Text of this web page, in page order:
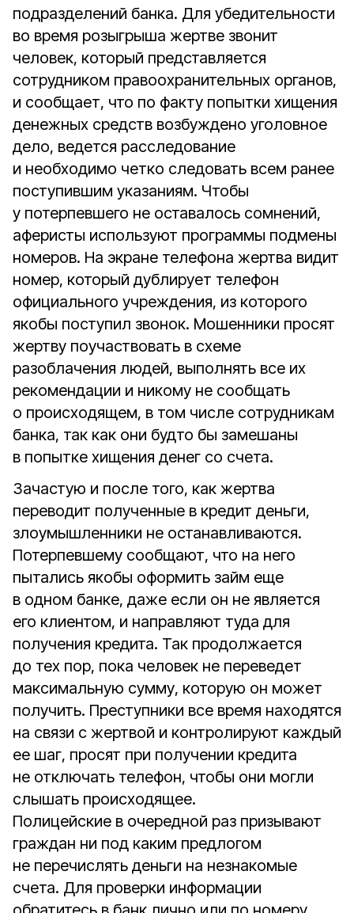
подразделений банка. Для убедительности
во время розыгрыша жертве звонит
человек, который представляется
сотрудником правоохранительных органов,
и сообщает, что по факту попытки хищения
денежных средств возбуждено уголовное
дело, ведется расследование
и необходимо четко следовать всем ранее
поступившим указаниям. Чтобы
у потерпевшего не оставалось сомнений,
аферисты используют программы подмены
номеров. На экране телефона жертва видит
номер, который дублирует телефон
официального учреждения, из которого
якобы поступил звонок. Мошенники просят
жертву поучаствовать в схеме
разоблачения людей, выполнять все их
рекомендации и никому не сообщать
о происходящем, в том числе сотрудникам
банка, так как они будто бы замешаны
в попытке хищения денег со счета.
Зачастую и после того, как жертва
переводит полученные в кредит деньги,
злоумышленники не останавливаются.
Потерпевшему сообщают, что на него
пытались якобы оформить займ еще
в одном банке, даже если он не является
его клиентом, и направляют туда для
получения кредита. Так продолжается
до тех пор, пока человек не переведет
максимальную сумму, которую он может
получить. Преступники все время находятся
на связи с жертвой и контролируют каждый
ее шаг, просят при получении кредита
не отключать телефон, чтобы они могли
слышать происходящее.
Полицейские в очередной раз призывают
граждан ни под каким предлогом
не перечислять деньги на незнакомые
счета. Для проверки информации